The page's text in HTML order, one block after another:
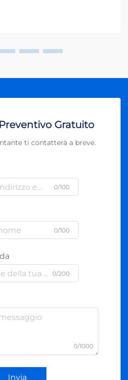
con i sistemi AMI in prima
dell'energia più
Gratuito
ti contatterà a breve.
0/100
0/100
0/200
0/1000
Invia